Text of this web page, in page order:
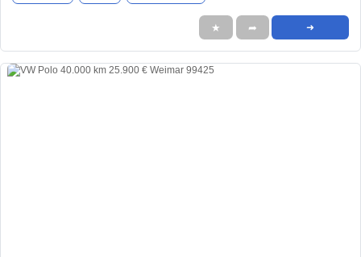
★ ➦ ➜